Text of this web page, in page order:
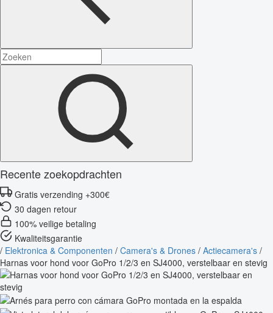
Recente zoekopdrachten
Gratis verzending +300€
30 dagen retour
100% veilige betaling
Kwaliteitsgarantie
/ Elektronica & Componenten / Camera's & Drones / Actiecamera's /
Harnas voor hond voor GoPro 1/2/3 en SJ4000, verstelbaar en stevig